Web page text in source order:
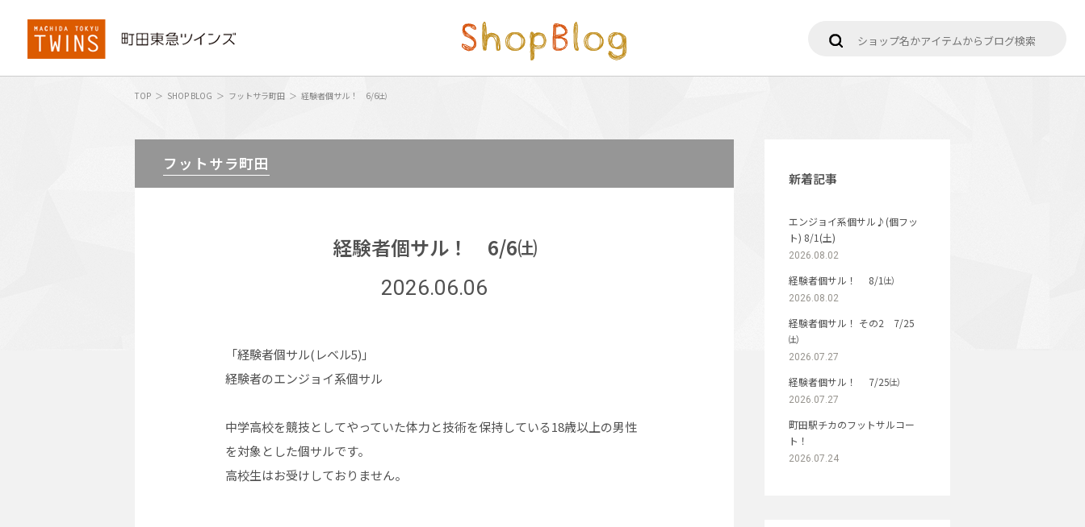
TOP SHOP BLOG フットサラ町田 経験者個サル！ 6/6㈯
フットサラ町田
経験者個サル！ 6/6㈯
2026.06.06
「経験者個サル(レベル5)」
経験者のエンジョイ系個サル
中学高校を競技としてやっていた体力と技術を保持している18歳以上の男性
を対象とした個サルです。
高校生はお受けしておりません。
新着記事
エンジョイ系個サル♪(個フッ
ト) 8/1(土)
2026.08.02
経験者個サル！ 8/1㈯
2026.08.02
経験者個サル！ その2 7/25
㈯
2026.07.27
経験者個サル！ 7/25㈯
2026.07.27
町田駅チカのフットサルコー
ト！
2026.07.24